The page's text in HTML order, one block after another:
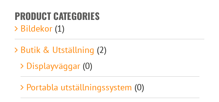
Kontakt
PRODUCT CATEGORIES
Bildekor (1)
Butik & Utställning (2)
Displayväggar (0)
Portabla utställningssystem (0)